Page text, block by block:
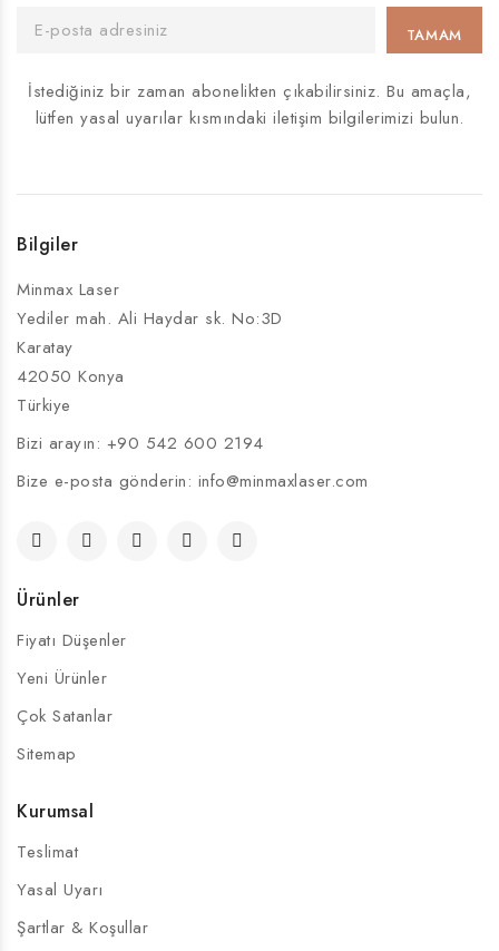
İstediğiniz bir zaman abonelikten çıkabilirsiniz. Bu amaçla,
lütfen yasal uyarılar kısmındaki iletişim bilgilerimizi bulun.
Bilgiler
Minmax Laser
Yediler mah. Ali Haydar sk. No:3D
Karatay
42050 Konya
Türkiye
Bizi arayın: +90 542 600 2194
Bize e-posta gönderin: info@minmaxlaser.com
Ürünler
Fiyatı Düşenler
Yeni Ürünler
Çok Satanlar
Sitemap
Kurumsal
Teslimat
Yasal Uyarı
Şartlar & Koşullar